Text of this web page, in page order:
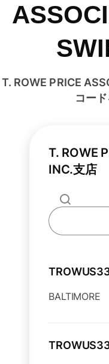
T. ROWE PRICE
コー
T. ROWE
INC.支店
BALTIMORE